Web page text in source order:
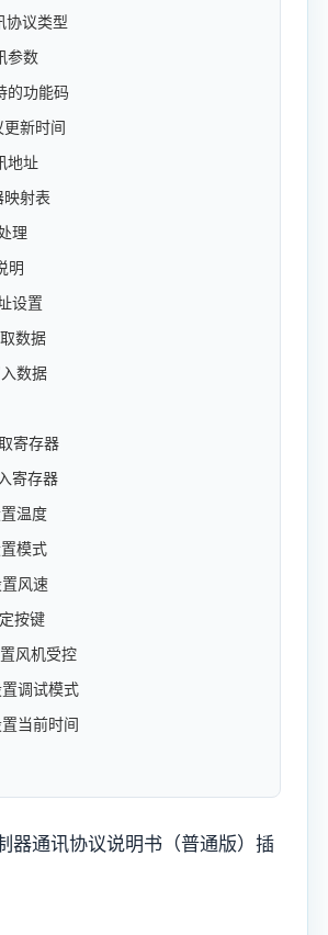
协议类型
参数
的功能码
新时间
地址
射表
理
明
设置
数据
数据
寄存器
寄存器
温度
模式
风速
按键
风机受控
调试模式
当前时间